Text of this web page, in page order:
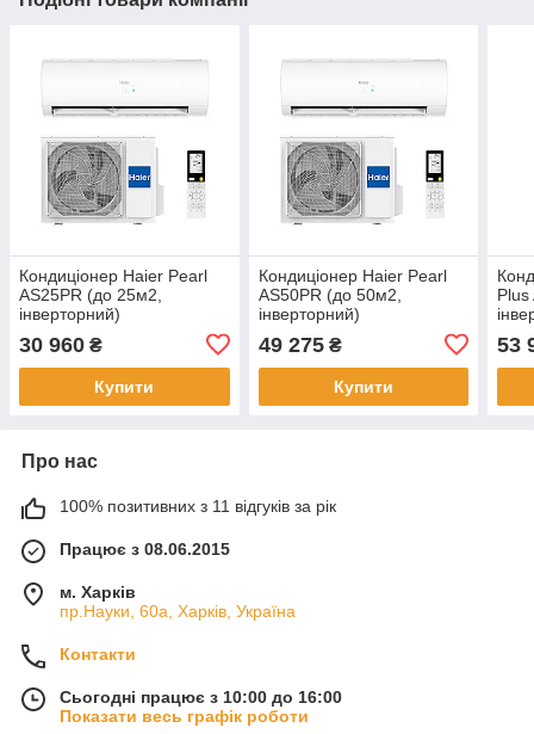
Кондиціонер Haier Pearl
AS25PR (до 25м2,
інверторний)
30 960 ₴
Купити
Кондиціонер Haier Pearl
AS50PR (до 50м2,
інверторний)
49 275₴
Купити
53
Про нас
100% позитивних з 11 відгуків за рік
Працює з 08.06.2015
м. Харків
пр.Науки, 60а, Харків, Україна
Контакти
Сьогодні працює з 10:00 до 16:00
Показати весь графік роботи